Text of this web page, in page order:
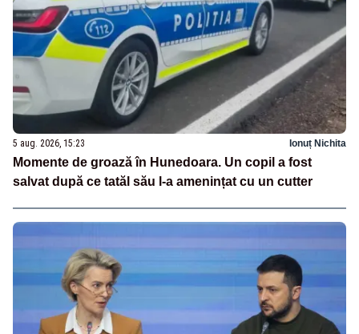
5 aug. 2026, 15:23 Ionuț Nichita
Momente de groază în Hunedoara. Un copil a fost
salvat după ce tatăl său l-a amenințat cu un cutter